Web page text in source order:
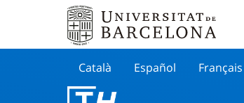
Català Español Français